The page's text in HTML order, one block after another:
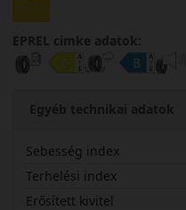
EPREL cimke adatok:
Egyéb technikai adatok
Sebesség index
Terhelési index
Erősített kivitel